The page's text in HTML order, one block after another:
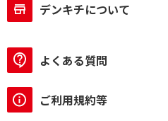
デンキチについて
よくある質問
ご利用規約等